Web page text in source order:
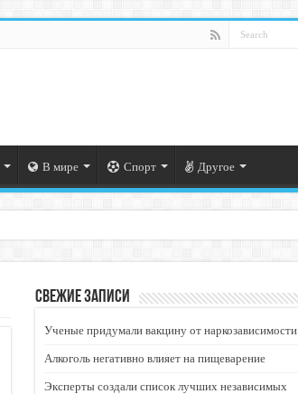
В мире Спорт Другое
Свежие записи
Ученые придумали вакцину от наркозависимости
Алкоголь негативно влияет на пищеварение
Эксперты создали список лучших независимых